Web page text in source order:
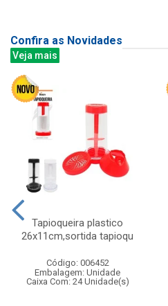
Confira as Novidades
Veja mais
Tapioqueira plastico
26x11cm,sortida tapioqu
Código: 006452
Embalagem: Unidade
Caixa Com: 24 Unidade(s)